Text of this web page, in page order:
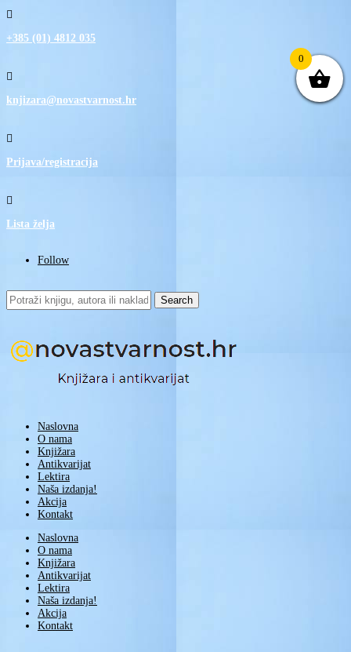

+385 (01) 4812 035

knjizara@novastvarnost.hr

Prijava/registracija

Lista želja
Follow
Search
for:
Naslovna
O nama
Knjižara
Antikvarijat
Lektira
Naša izdanja!
Akcija
Kontakt
Naslovna
O nama
Knjižara
Antikvarijat
Lektira
Naša izdanja!
Akcija
Kontakt
0